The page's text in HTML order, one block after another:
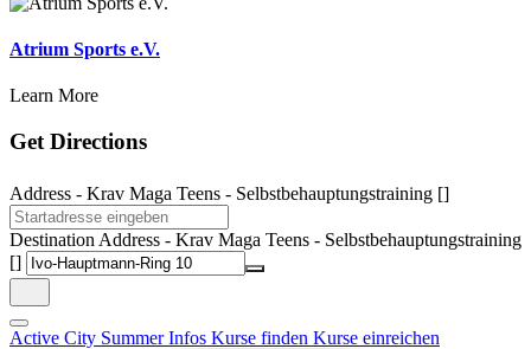
Atrium Sports e.V.
Learn More
Get Directions
Address - Krav Maga Teens - Selbstbehauptungstraining []
Destination Address - Krav Maga Teens - Selbstbehauptungstraining
[]
Active City SummerInfos Kurse finden Kurse einreichen